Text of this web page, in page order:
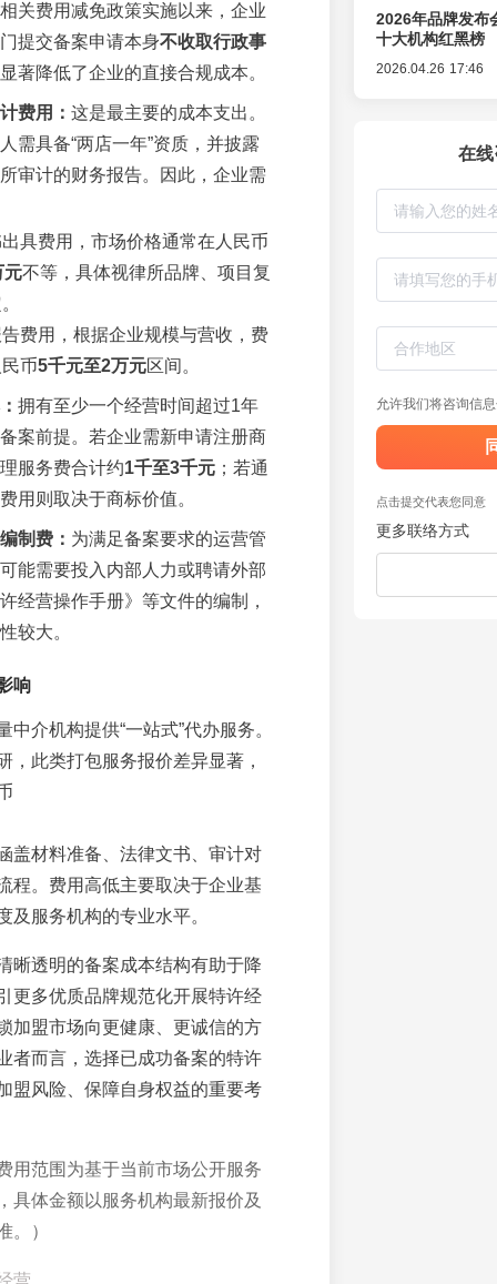
关费用减免政策实施以来，企业
提交备案申请本身不收取行政事
著降低了企业的直接合规成本。
费用： 这是最主要的成本支出。
需具备“两店一年”资质，并披露
审计的财务报告。因此，企业需
具费用，市场价格通常在人民币
元不等，具体视律所品牌、项目复
费用，根据企业规模与营收，费
币5千元至2万元区间。
拥有至少一个经营时间超过1年
案前提。若企业需新申请注册商
服务费合计约1千至3千元；若通
用则取决于商标价值。
制费： 为满足备案要求的运营管
能需要投入内部人力或聘请外部
经营操作手册》等文件的编制，
较大。
响
中介机构提供“一站式”代办服务。
，此类打包服务报价差异显著，
盖材料准备、法律文书、审计对
程。费用高低主要取决于企业基
及服务机构的专业水平。
晰透明的备案成本结构有助于降
更多优质品牌规范化开展特许经
加盟市场向更健康、更诚信的方
者而言，选择已成功备案的特许
盟风险、保障自身权益的重要考
用范围为基于当前市场公开服务
具体金额以服务机构最新报价及
。）
营
2026年品牌发布
十大机构红黑榜
2026.04.26 17:46
在
允许我们将咨询信
点击提交代表您同意
更多联络方式